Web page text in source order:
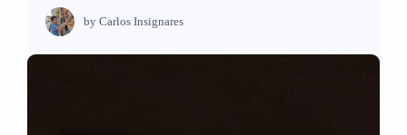
by Carlos Insignares